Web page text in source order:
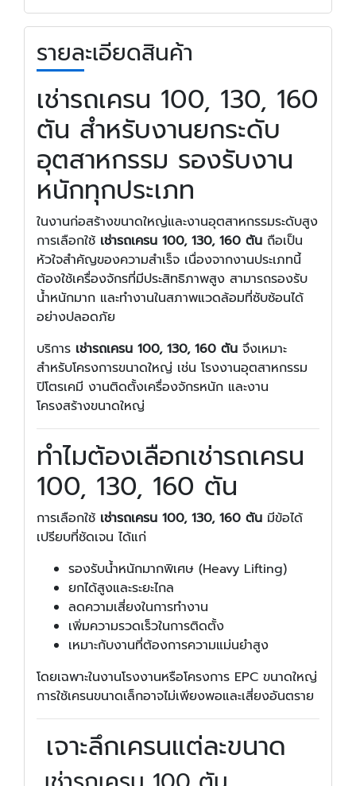
รายละเอียดสินค้า
เช่ารถเครน 100, 130, 160
ตัน สำหรับงานยกระดับ
อุตสาหกรรม รองรับงาน
หนักทุกประเภท
ในงานก่อสร้างขนาดใหญ่และงานอุตสาหกรรมระดับสูง
การเลือกใช้ เช่ารถเครน 100, 130, 160 ตัน ถือเป็น
หัวใจสำคัญของความสำเร็จ เนื่องจากงานประเภทนี้
ต้องใช้เครื่องจักรที่มีประสิทธิภาพสูง สามารถรองรับ
น้ำหนักมาก และทำงานในสภาพแวดล้อมที่ซับซ้อนได้
อย่างปลอดภัย
บริการ เช่ารถเครน 100, 130, 160 ตัน จึงเหมาะ
สำหรับโครงการขนาดใหญ่ เช่น โรงงานอุตสาหกรรม
ปิโตรเคมี งานติดตั้งเครื่องจักรหนัก และงาน
โครงสร้างขนาดใหญ่
ทำไมต้องเลือกเช่ารถเครน
100, 130, 160 ตัน
การเลือกใช้ เช่ารถเครน 100, 130, 160 ตัน มีข้อได้
เปรียบที่ชัดเจน ได้แก่
รองรับน้ำหนักมากพิเศษ (Heavy Lifting)
ยกได้สูงและระยะไกล
ลดความเสี่ยงในการทำงาน
เพิ่มความรวดเร็วในการติดตั้ง
เหมาะกับงานที่ต้องการความแม่นยำสูง
โดยเฉพาะในงานโรงงานหรือโครงการ EPC ขนาดใหญ่
การใช้เครนขนาดเล็กอาจไม่เพียงพอและเสี่ยงอันตราย
เจาะลึกเครนแต่ละขนาด